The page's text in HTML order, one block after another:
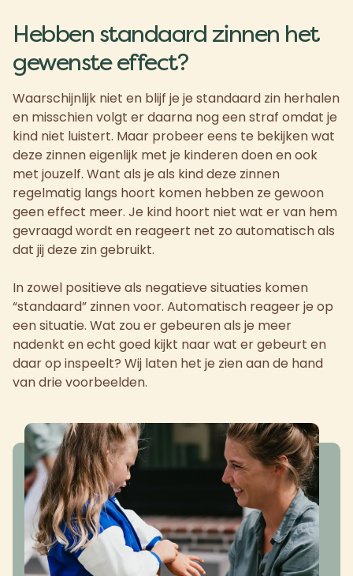
Hebben standaard zinnen het
gewenste effect?
Waarschijnlijk niet en blijf je je standaard zin herhalen
en misschien volgt er daarna nog een straf omdat je
kind niet luistert. Maar probeer eens te bekijken wat
deze zinnen eigenlijk met je kinderen doen en ook
met jouzelf. Want als je als kind deze zinnen
regelmatig langs hoort komen hebben ze gewoon
geen effect meer. Je kind hoort niet wat er van hem
gevraagd wordt en reageert net zo automatisch als
dat jij deze zin gebruikt.
In zowel positieve als negatieve situaties komen
“standaard” zinnen voor. Automatisch reageer je op
een situatie. Wat zou er gebeuren als je meer
nadenkt en echt goed kijkt naar wat er gebeurt en
daar op inspeelt? Wij laten het je zien aan de hand
van drie voorbeelden.